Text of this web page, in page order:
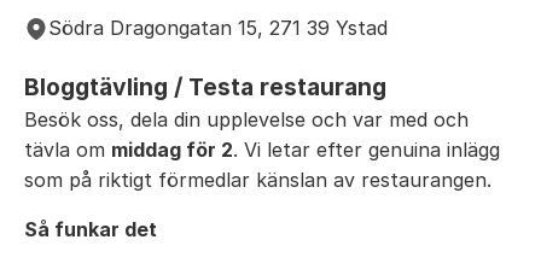
Södra Dragongatan 15, 271 39 Ystad
Bloggtävling / Testa restaurang
Besök oss, dela din upplevelse och var med och
tävla om middag för 2. Vi letar efter genuina inlägg
som på riktigt förmedlar känslan av restaurangen.
Så funkar det